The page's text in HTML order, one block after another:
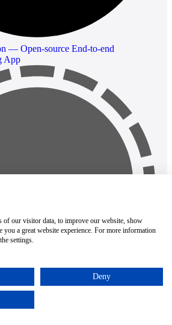
— Open-source End-to-end
App
of our visitor data, to improve our website, show
you a great website experience. For more information
settings.
Deny